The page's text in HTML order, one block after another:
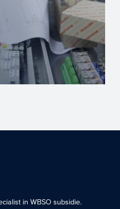
e...
inWBSO subsidie.